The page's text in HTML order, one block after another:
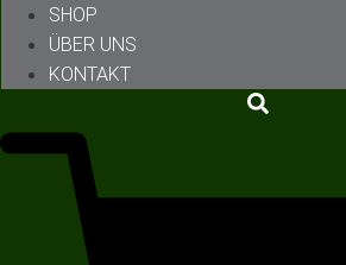
SHOP
ÜBER UNS
KONTAKT